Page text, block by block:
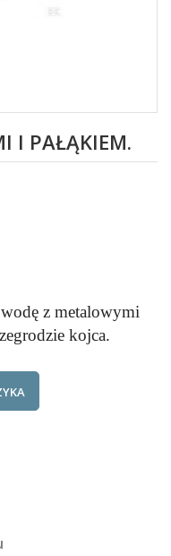
I PAŁĄKIEM.
z metalowymi
kojca.